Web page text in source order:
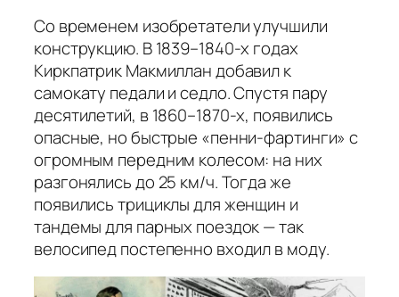
Со временем изобретатели улучшили
конструкцию. В 1839–1840‑х годах
Киркпатрик Макмиллан добавил к
самокату педали и седло. Спустя пару
десятилетий, в 1860–1870‑х, появились
опасные, но быстрые «пенни-фартинги» с
огромным передним колесом: на них
разгонялись до 25 км/ч. Тогда же
появились трициклы для женщин и
тандемы для парных поездок — так
велосипед постепенно входил в моду.